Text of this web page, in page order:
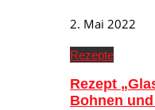
2. Mai 2022
Rezepte
Rezept
Bohnen